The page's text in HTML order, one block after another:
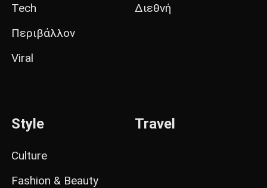
Tech
Περιβάλλον
Viral
Διεθνή
Style
Culture
Fashion & Beauty
Travel